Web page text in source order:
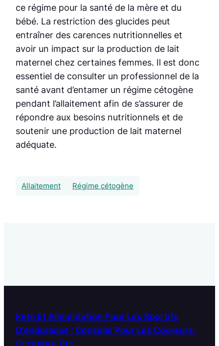
ce régime pour la santé de la mère et du
bébé. La restriction des glucides peut
entraîner des carences nutritionnelles et
avoir un impact sur la production de lait
maternel chez certaines femmes. Il est donc
essentiel de consulter un professionnel de la
santé avant d’entamer un régime cétogène
pendant l’allaitement afin de s’assurer de
répondre aux besoins nutritionnels et de
soutenir une production de lait maternel
adéquate.
Allaitement Régime cétogène
Keto Et Alimentation Pour Les Sportifs
D’endurance : Conseils Pour Les Coureurs,
Cyclistes, Etc.